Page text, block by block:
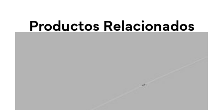
Productos Relacionados